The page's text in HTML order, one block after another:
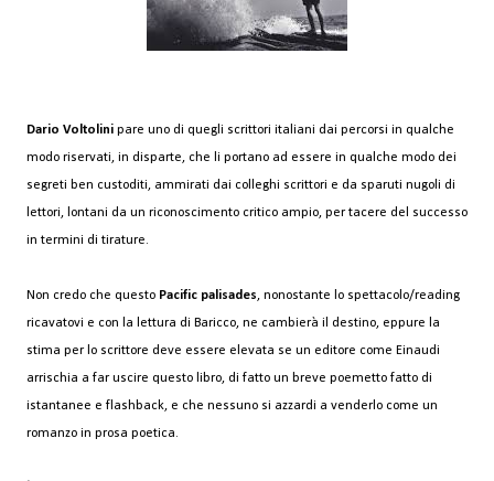
Dario Voltolini pare uno di quegli scrittori italiani dai percorsi in qualche
modo riservati, in disparte, che li portano ad essere in qualche modo dei
segreti ben custoditi, ammirati dai colleghi scrittori e da sparuti nugoli di
lettori, lontani da un riconoscimento critico ampio, per tacere del successo
in termini di tirature.
Non credo che questo Pacific palisades, nonostante lo spettacolo/reading
ricavatovi e con la lettura di Baricco, ne cambierà il destino, eppure la
stima per lo scrittore deve essere elevata se un editore come Einaudi
arrischia a far uscire questo libro, di fatto un breve poemetto fatto di
istantanee e flashback, e che nessuno si azzardi a venderlo come un
romanzo in prosa poetica.